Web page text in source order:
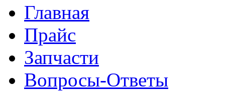
Главная
Прайс
Запчасти
Вопросы-Ответы